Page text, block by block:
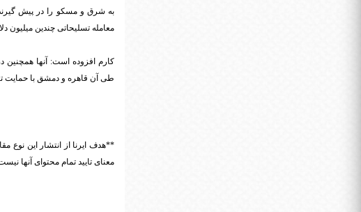
به شرق و مسکو را در پیش
معامله تسلیحاتی چندین
طی آن قاهره و دمشق با حمایت
**هدف ایرنا از انتشار این نوع
معنای تایید تمام محتوای آنها